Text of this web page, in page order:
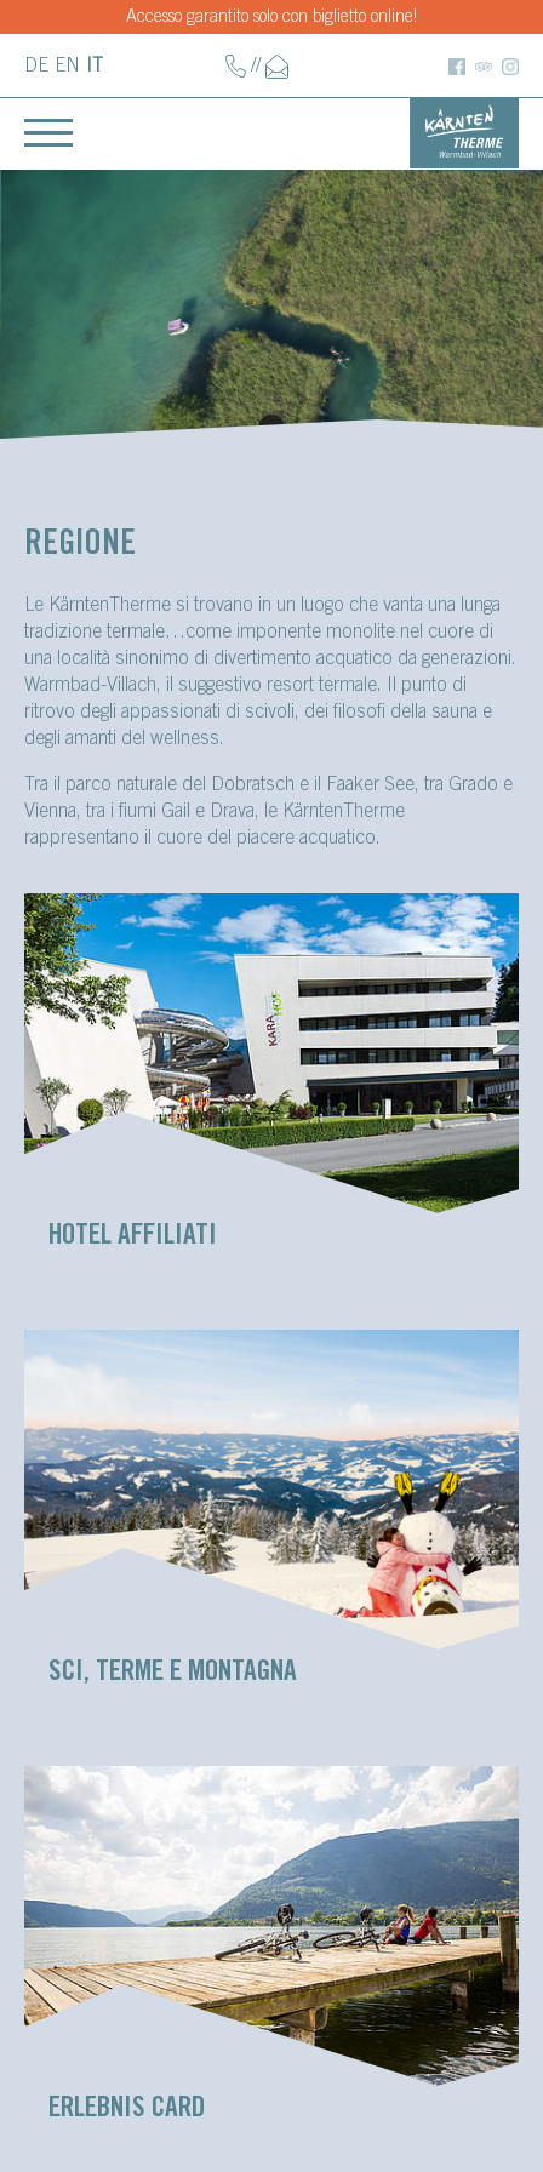
Accesso garantito solo con biglietto online!
DE EN //
REGIONE
Le KärntenTherme si trovano in un luogo che vanta una lunga
tradizione termale…come imponente monolite nel cuore di
una località sinonimo di divertimento acquatico da generazioni.
Warmbad-Villach, il suggestivo resort termale. Il punto di
ritrovo degli appassionati di scivoli, dei filosofi della sauna e
degli amanti del wellness.
Tra il parco naturale del Dobratsch e il Faaker See, tra Grado e
Vienna, tra i fiumi Gail e Drava, le KärntenTherme
rappresentano il cuore del piacere acquatico.
HOTEL AFFILIATI
SCI, TERME E MONTAGNA
ERLEBNIS CARD